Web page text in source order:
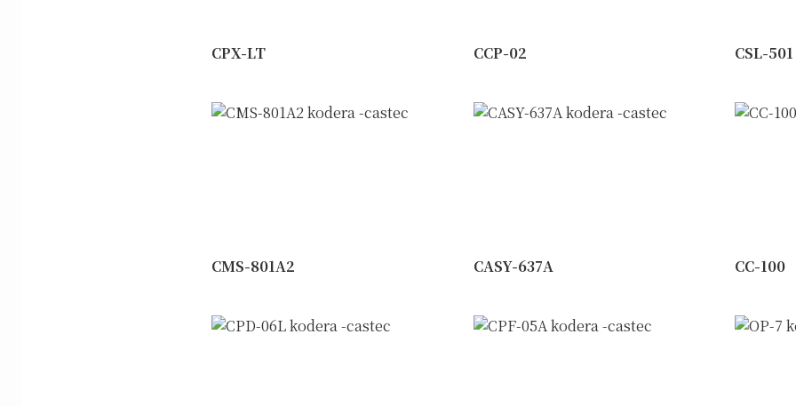
CPX-LT CCP-02 CSL-501
CMS-801A2 CASY-637A CC-100